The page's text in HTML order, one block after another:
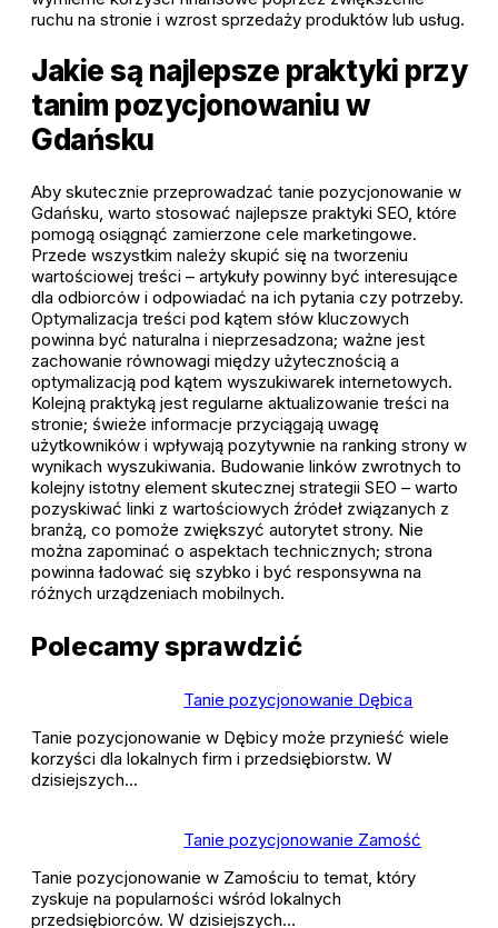
ruchu na stronie i wzrost sprzedaży produktów lub usług.
Jakie są najlepsze praktyki przy
tanim pozycjonowaniu w
Gdańsku
Aby skutecznie przeprowadzać tanie pozycjonowanie w
Gdańsku, warto stosować najlepsze praktyki SEO, które
pomogą osiągnąć zamierzone cele marketingowe.
Przede wszystkim należy skupić się na tworzeniu
wartościowej treści – artykuły powinny być interesujące
dla odbiorców i odpowiadać na ich pytania czy potrzeby.
Optymalizacja treści pod kątem słów kluczowych
powinna być naturalna i nieprzesadzona; ważne jest
zachowanie równowagi między użytecznością a
optymalizacją pod kątem wyszukiwarek internetowych.
Kolejną praktyką jest regularne aktualizowanie treści na
stronie; świeże informacje przyciągają uwagę
użytkowników i wpływają pozytywnie na ranking strony w
wynikach wyszukiwania. Budowanie linków zwrotnych to
kolejny istotny element skutecznej strategii SEO – warto
pozyskiwać linki z wartościowych źródeł związanych z
branżą, co pomoże zwiększyć autorytet strony. Nie
można zapominać o aspektach technicznych; strona
powinna ładować się szybko i być responsywna na
różnych urządzeniach mobilnych.
Polecamy sprawdzić
Tanie pozycjonowanie Dębica
Tanie pozycjonowanie w Dębicy może przynieść wiele
korzyści dla lokalnych firm i przedsiębiorstw. W
dzisiejszych…
Tanie pozycjonowanie Zamość
Tanie pozycjonowanie w Zamościu to temat, który
zyskuje na popularności wśród lokalnych
przedsiębiorców. W dzisiejszych…